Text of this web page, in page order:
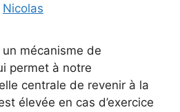
Nicolas
mécanisme de
permet à notre
centrale de revenir à la
élevée en cas d’exercice